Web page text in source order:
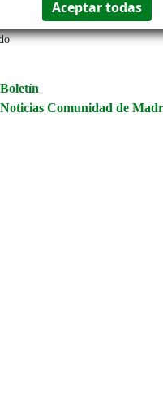
Boletín
Noticias Comunidad de